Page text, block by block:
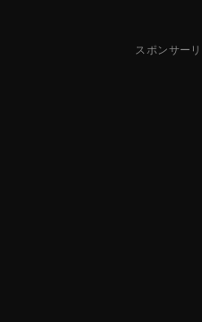
スポンサー